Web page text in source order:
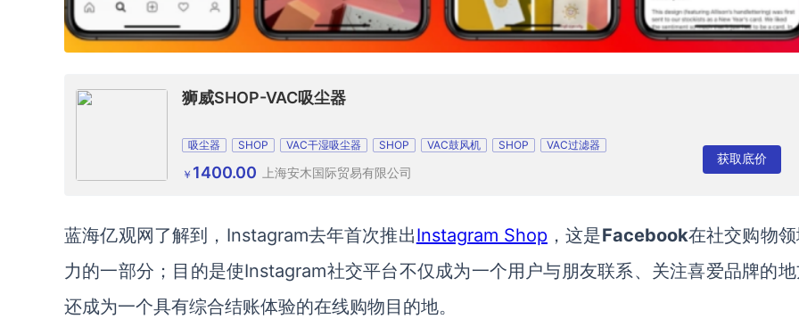
狮威SHOP-VAC吸尘器
吸尘器 SHOP VAC干湿吸尘器 SHOP VAC鼓风机 SHOP VAC过滤器
￥ 1400.00 上海安木国际贸易有限公司
获取底价
蓝海亿观网了解到，Instagram去年首次推出Instagram Shop，这是Facebook在社交购物
力的一部分；目的是使Instagram社交平台不仅成为一个用户与朋友联系、关注喜爱品牌的
还成为一个具有综合结账体验的在线购物目的地。